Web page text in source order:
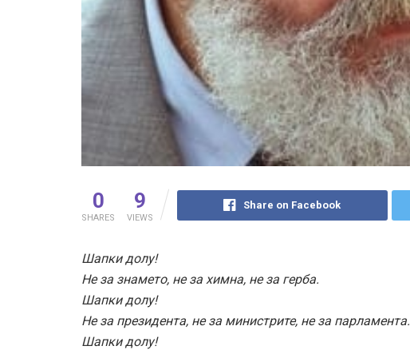
0
SHARES
9
VIEWS
Share on Facebook
Шапки долу!
Не за знамето, не за химна, не за герба.
Шапки долу!
Не за президента, не за министрите, не за парламента.
Шапки долу!